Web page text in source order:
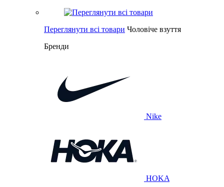
Переглянути всі товари Чоловіче взуття
Бренди
Nike
HOKA